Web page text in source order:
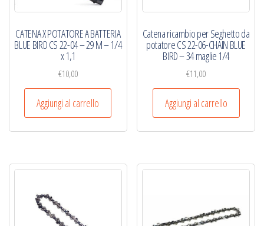
CATENA X POTATORE A BATTERIA
BLUE BIRD CS 22-04 – 29 M – 1/4
x 1,1
€10,00
Aggiungi al carrello
Catena ricambio per Seghetto da
potatore CS 22-06-CHAIN BLUE
BIRD – 34 maglie 1/4
€11,00
Aggiungi al carrello